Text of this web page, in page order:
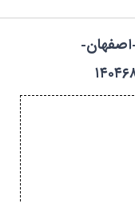
هندبال-درجه ۲-اصفهان-